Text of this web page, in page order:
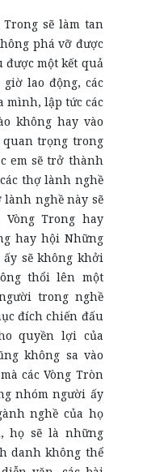
Trong sẽ làm tan
phá vỡ được
được một kết quả
lao động, các
mình, lập tức các
không hay vào
trọng trong
em sẽ trở thành
thợ lành nghề
lành nghề này sẽ
Trong hay
hay hội Những
ấy sẽ không khởi
thổi lên một
trong nghề
đích chiến đấu
quyền lợi của
không sa vào
các Vòng Tròn
nhóm người ấy
nghề của họ
họ sẽ là những
danh không thể